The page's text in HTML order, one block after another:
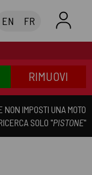
EN FR
RIMUOVI
NON IMPOSTI UNA MOTO
SOLO "PISTONE"